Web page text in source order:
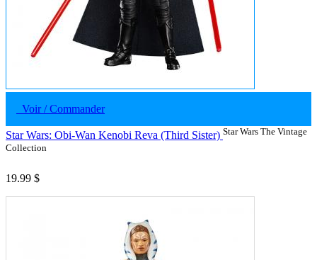
Voir / Commander
Star Wars: Obi-Wan Kenobi Reva (Third Sister) Star Wars The Vintage
Collection
19.99 $